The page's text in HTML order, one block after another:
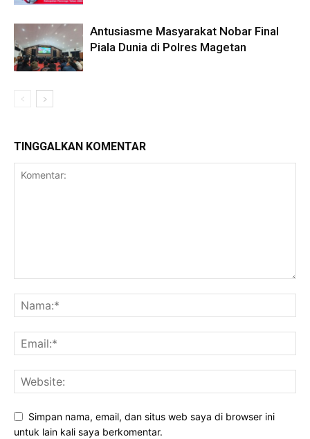
Antusiasme Masyarakat Nobar Final
Piala Dunia di Polres Magetan
TINGGALKAN KOMENTAR
Simpan nama, email, dan situs web saya di browser ini
untuk lain kali saya berkomentar.